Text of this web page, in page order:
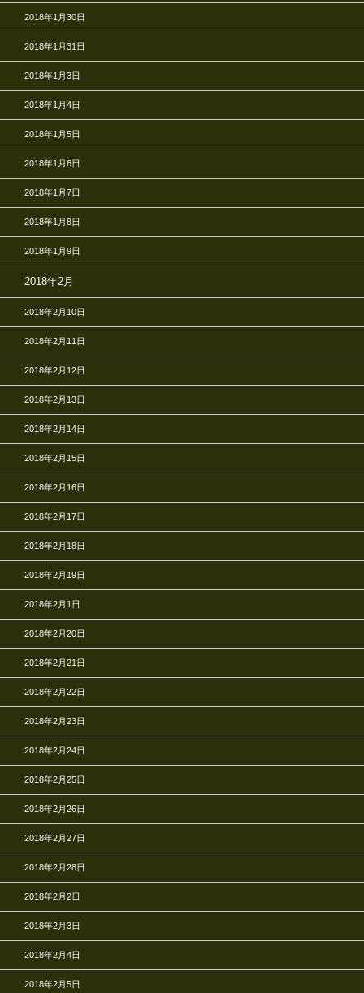
2018年1月30日
2018年1月31日
2018年1月3日
2018年1月4日
2018年1月5日
2018年1月6日
2018年1月7日
2018年1月8日
2018年1月9日
2018年2月
2018年2月10日
2018年2月11日
2018年2月12日
2018年2月13日
2018年2月14日
2018年2月15日
2018年2月16日
2018年2月17日
2018年2月18日
2018年2月19日
2018年2月1日
2018年2月20日
2018年2月21日
2018年2月22日
2018年2月23日
2018年2月24日
2018年2月25日
2018年2月26日
2018年2月27日
2018年2月28日
2018年2月2日
2018年2月3日
2018年2月4日
2018年2月5日